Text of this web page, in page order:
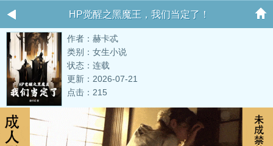
HP觉醒之黑魔王，我们当定了！
作者：赫卡忒
类别：女生小说
状态：连载
更新：2026-07-21
点击：215